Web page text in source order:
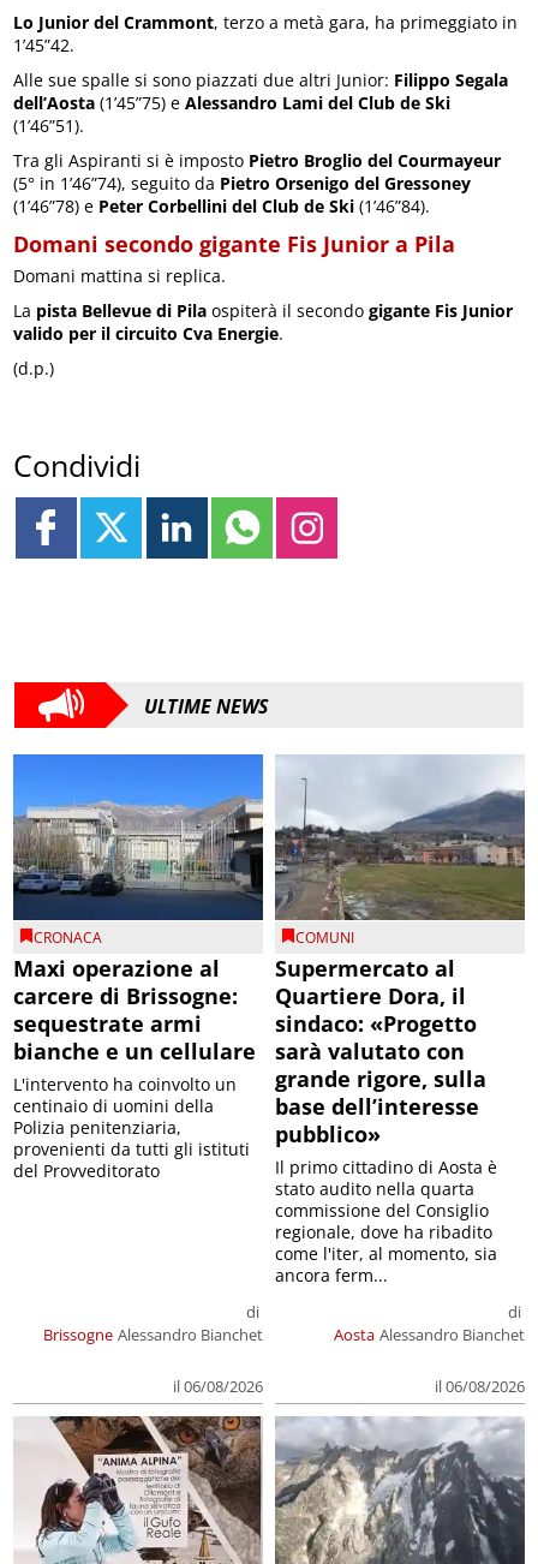
Lo Junior del Crammont, terzo a metà gara, ha primeggiato in
1’45”42.
Alle sue spalle si sono piazzati due altri Junior: Filippo Segala
dell’Aosta (1’45”75) eAlessandro Lami del Club de Ski
(1’46”51).
Tra gli Aspiranti si è imposto Pietro Broglio del Courmayeur
(5° in 1’46”74), seguito da Pietro Orsenigo del Gressoney
(1’46”78) e Peter Corbellini del Club de Ski (1’46”84).
Domani secondo gigante Fis Junior a Pila
Domani mattina si replica.
La pista Bellevue di Pila ospiterà il secondogigante Fis Junior
valido per il circuito Cva Energie.
(d.p.)
Condividi
ULTIME NEWS
CRONACA
Maxi operazione al
carcere di Brissogne:
sequestrate armi
bianche e un cellulare
Brissogne
di
Alessandro Bianchet
il 06/08/2026
L'intervento ha coinvolto un
centinaio di uomini della
Polizia penitenziaria,
provenienti da tutti gli istituti
del Provveditorato
COMUNI
Supermercato al
Quartiere Dora, il
sindaco: «Progetto
sarà valutato con
grande rigore, sulla
base dell’interesse
pubblico»
Aosta
di
Alessandro Bianchet
il 06/08/2026
Il primo cittadino di Aosta è
stato audito nella quarta
commissione del Consiglio
regionale, dove ha ribadito
come l'iter, al momento, sia
ancora ferm...